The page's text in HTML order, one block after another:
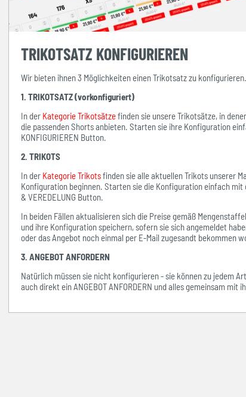
TRIKOTSATZ KONFIGURIEREN
Wir bieten ihnen 3 Möglichkeiten einen Trikotsatz zu konfigurieren.
1. TRIKOTSATZ (vorkonfiguriert)
In der Kategorie Trikotsätzefinden sie unsere Trikotsätze, in
die passenden Shorts anbieten. Starten sie ihre Konfiguration
KONFIGURIEREN Button.
2. TRIKOTS
In der Kategorie Trikotsfinden sie alle aktuellen Trikots unserer
Konfiguration beginnen. Starten sie die Konfiguration einfach mit
& VEREDELUNG Button.
In beiden Fällen aktualisieren sich die Preise gemäß
und ihre Konfiguration speichern, sofern sie sich angemeldet
oder das Angebot noch einmal per E-Mail zugesandt bekommen
3. ANGEBOT ANFORDERN
Natürlich müssen sie nicht konfigurieren - sie können zu jedem
auch direkt ein ANGEBOT ANFORDERN und alles gemeinsam mit